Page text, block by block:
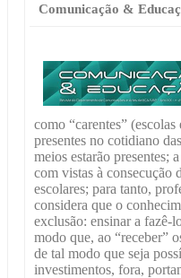
Comunicação &
como “carentes”
presentes no cotidiano
meios estarão presentes;
com vistas à consecução
escolares; para tanto,
considera que o
exclusão: ensinar a fazê-
modo que, ao “receber”
de tal modo que seja
investimentos, fora,